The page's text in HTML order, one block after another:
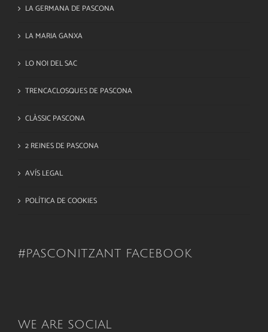
LA GERMANA DE PASCONA
LA MARIA GANXA
LO NOI DEL SAC
TRENCACLOSQUES DE PASCONA
CLÀSSIC PASCONA
2 REINES DE PASCONA
AVÍS LEGAL
POLÍTICA DE COOKIES
#PASCONITZANT FACEBOOK
WE ARE SOCIAL